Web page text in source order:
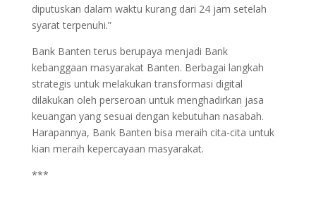
diputuskan dalam waktu kurang dari 24 jam setelah
syarat terpenuhi.”
Bank Banten terus berupaya menjadi Bank
kebanggaan masyarakat Banten. Berbagai langkah
strategis untuk melakukan transformasi digital
dilakukan oleh perseroan untuk menghadirkan jasa
keuangan yang sesuai dengan kebutuhan nasabah.
Harapannya, Bank Banten bisa meraih cita-cita untuk
kian meraih kepercayaan masyarakat.
***